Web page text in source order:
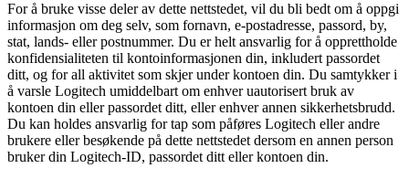
For å bruke visse deler av dette nettstedet, vil du bli bedt om å oppgi
informasjon om deg selv, som fornavn, e-postadresse, passord, by,
stat, lands- eller postnummer. Du er helt ansvarlig for å opprettholde
konfidensialiteten til kontoinformasjonen din, inkludert passordet
ditt, og for all aktivitet som skjer under kontoen din. Du samtykker i
å varsle Logitech umiddelbart om enhver uautorisert bruk av
kontoen din eller passordet ditt, eller enhver annen sikkerhetsbrudd.
Du kan holdes ansvarlig for tap som påføres Logitech eller andre
brukere eller besøkende på dette nettstedet dersom en annen person
bruker din Logitech-ID, passordet ditt eller kontoen din.